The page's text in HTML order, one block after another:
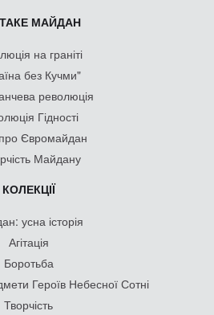
МАЙДАН
на граніті
без Кучми"
революція
Гідності
про Євромайдан
Майдану
КОЛЕКЦІЇ
усна історія
Агітація
Боротьба
Героїв Небесної Сотні
Творчість